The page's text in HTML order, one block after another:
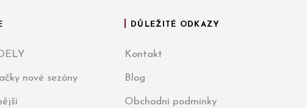
nové sezóny
DŮLEŽITÉ ODKAZY
Kontakt
Blog
Obchodní podmínky